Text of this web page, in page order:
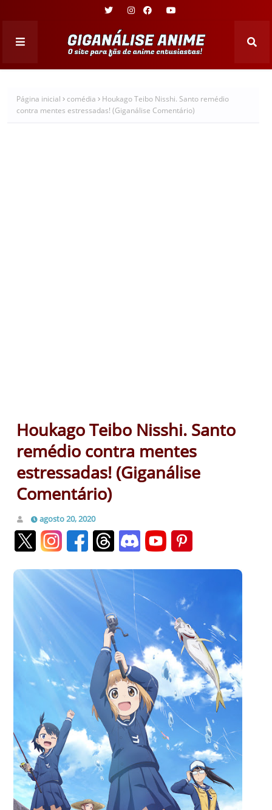
Página inicial comédia
Houkago Teibo Nisshi. Santo remédio
contra mentes estressadas! (Giganálise Comentário)
Houkago Teibo Nisshi. Santo
remédio contra mentes
estressadas! (Giganálise
Comentário)
agosto 20, 2020